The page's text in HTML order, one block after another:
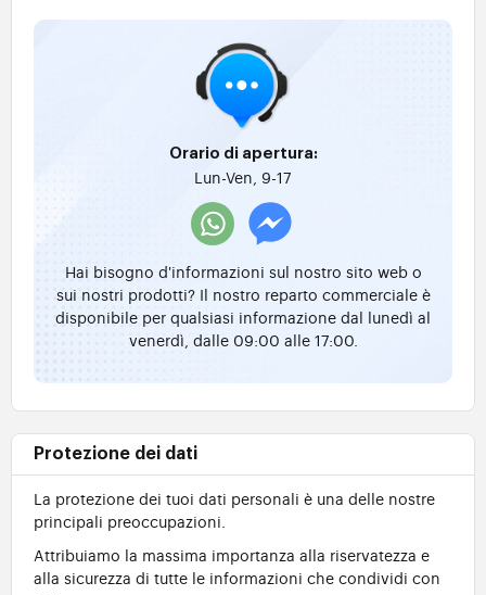
Orario di apertura:
Lun-Ven, 9-17
Hai bisogno d'informazioni sul nostro sito web o
sui nostri prodotti? Il nostro reparto commerciale è
disponibile per qualsiasi informazione dal lunedì al
venerdì, dalle 09:00 alle 17:00.
Protezione dei dati
La protezione dei tuoi dati personali è una delle nostre
principali preoccupazioni.
Attribuiamo la massima importanza alla riservatezza e
alla sicurezza di tutte le informazioni che condividi con